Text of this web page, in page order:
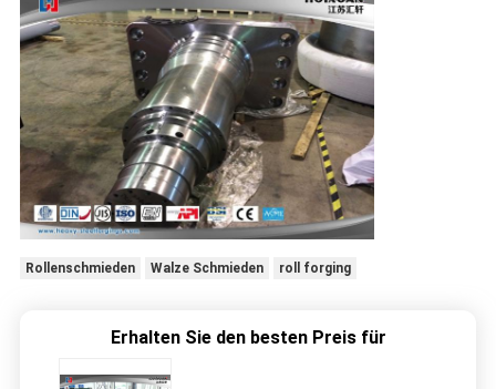
Rollenschmieden Walze Schmieden roll forging
Erhalten Sie den besten Preis für